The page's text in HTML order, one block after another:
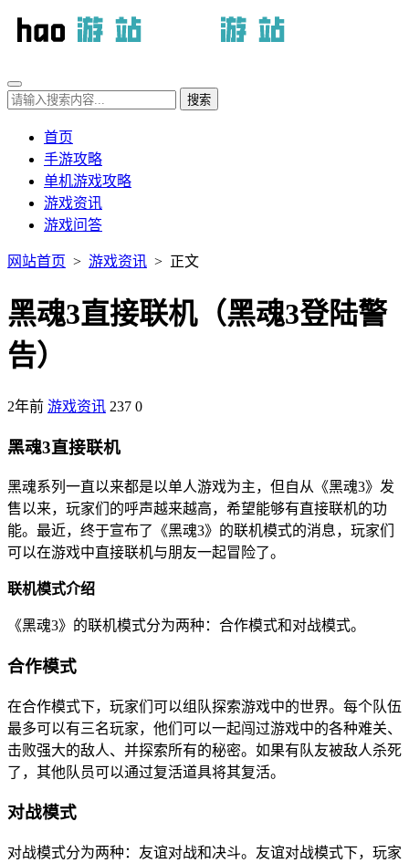
首页
手游攻略
单机游戏攻略
游戏资讯
游戏问答
网站首页 > 游戏资讯 > 正文
黑魂3直接联机（黑魂3登陆警
告）
2年前 游戏资讯 237 0
黑魂3直接联机
黑魂系列一直以来都是以单人游戏为主，但自从《黑魂3》发
售以来，玩家们的呼声越来越高，希望能够有直接联机的功
能。最近，终于宣布了《黑魂3》的联机模式的消息，玩家们
可以在游戏中直接联机与朋友一起冒险了。
联机模式介绍
《黑魂3》的联机模式分为两种：合作模式和对战模式。
合作模式
在合作模式下，玩家们可以组队探索游戏中的世界。每个队伍
最多可以有三名玩家，他们可以一起闯过游戏中的各种难关、
击败强大的敌人、并探索所有的秘密。如果有队友被敌人杀死
了，其他队员可以通过复活道具将其复活。
对战模式
对战模式分为两种：友谊对战和决斗。友谊对战模式下，玩家